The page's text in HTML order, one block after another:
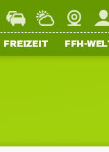
StaupilotWetterWebcam
FREIZEIT FFH-